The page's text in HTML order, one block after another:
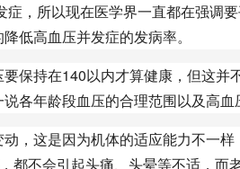
所以现在医学界一直都在强调要
低高血压并发症的发病率。
持在140以内才算健康，但这并
各年龄段血压的合理范围以及高血
这是因为机体的适应能力不一样
都不会引起头痛、头晕等不适，而